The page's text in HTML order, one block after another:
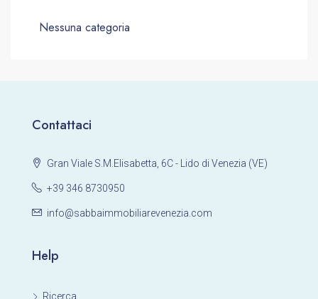
Nessuna categoria
Contattaci
Gran Viale S.M.Elisabetta, 6C - Lido di Venezia (VE)
+39 346 8730950
info@sabbaimmobiliarevenezia.com
Help
Ricerca